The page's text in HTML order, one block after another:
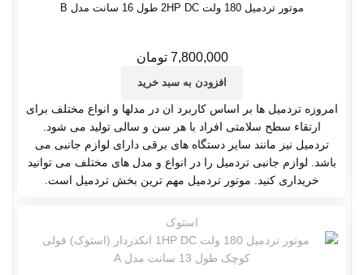
موتور تردمیل 180 ولت 2HP DC طول 16 سانت مدل B
7,800,000 تومان
افزودن به سبد خرید
امروزه تردمیل ها بر اساس کاربرد ان در مدلها و انواع مختلف برای
ارتقاء سطح سلامتی افراد با هر سن و سالی تولید می شود.
تردمیل نیز مانند سایر دستگاه های برقی دارای لوازم جانبی می
باشد. لوازم جانبی تردمیل را در انواع و مدل های مختلف می توانید
خریداری کنید. موتور تردمیل مهم ترین بخش تردمیل است.
استوک